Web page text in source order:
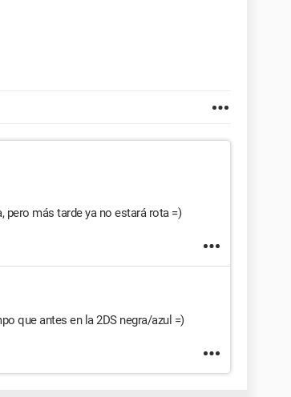
pero más tarde ya no estará rota =)
que antes en la 2DS negra/azul =)